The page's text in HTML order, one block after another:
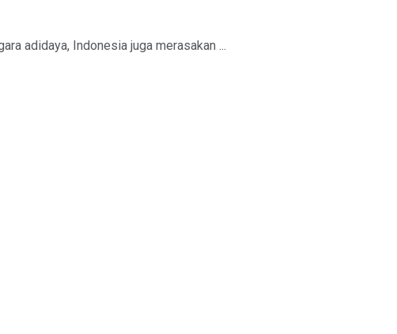
adidaya, Indonesia juga merasakan ...